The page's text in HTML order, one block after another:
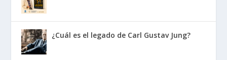
¿Cuál es el legado de Carl Gustav Jung?